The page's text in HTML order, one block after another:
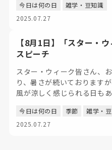
今日は何の日
雑学・豆知識
2025.07.27
【8月1日】「スター・
スピーチ
スター・ウィーク皆さん、
り、暑さが続いております
風が涼しく感じられる日も
今日は何の日 季節
雑学・
2025.07.27